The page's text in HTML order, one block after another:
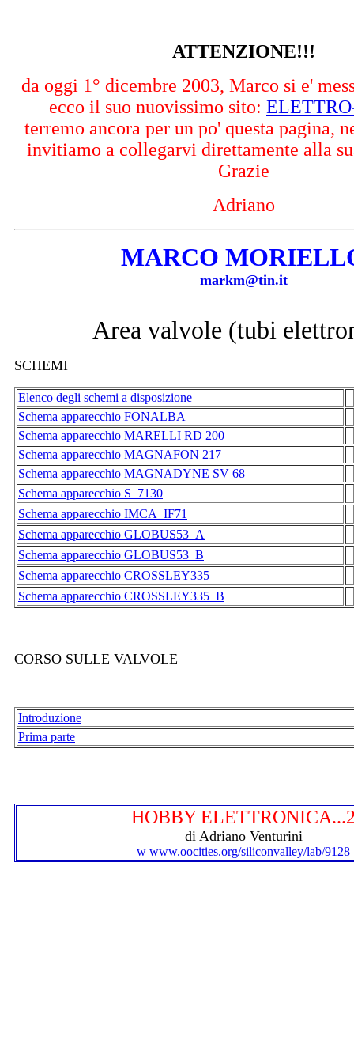
ATTENZIONE!!!
da oggi 1° dicembre 2003, Marco si e'
ecco il suo nuovissimo sito:
terremo ancora per un po' questa pagina,
invitiamo a collegarvi direttamente alla
Grazie
Adriano
MARCO
markm@tin.it
Area valvole (tubi
SCHEMI
Elenco degli schemi a disposizione
Schema apparecchio FONALBA
Schema apparecchio MARELLI RD 200
Schema apparecchio MAGNAFON 217
Schema apparecchio MAGNADYNE SV 68
Schema apparecchio S_7130
Schema apparecchio IMCA_IF71
Schema apparecchio GLOBUS53_A
Schema apparecchio GLOBUS53_B
Schema apparecchio CROSSLEY335
Schema apparecchio CROSSLEY335_B
CORSO SULLE VALVOLE
Introduzione
Prima parte
HOBBY
di Adriano Venturini
w www.oocities.org/siliconvalley/lab/9128